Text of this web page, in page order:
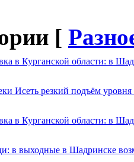
[
в Курганской области: в
Исеть резкий подъём
в Курганской области: в
в выходные в Шадринске